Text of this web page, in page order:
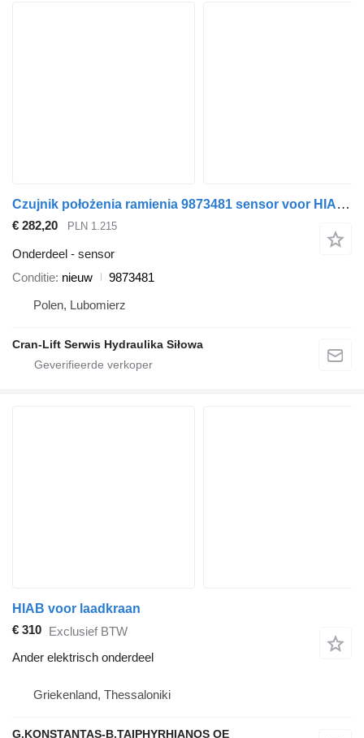
Czujnik położenia ramienia 9873481 sensor voor HIAB 3 PINOWY 9873481 laadkraan
€ 282,20 PLN 1.215
Onderdeel - sensor
Conditie nieuw
9873481
Polen, Lubomierz
Cran-Lift Serwis Hydraulika Siłowa
HIAB voor laadkraan
€ 310 Exclusief BTW
Ander elektrisch onderdeel
Griekenland, Thessaloniki
G.KONSTANTAS-B.TAIPHYRHIANOS OE